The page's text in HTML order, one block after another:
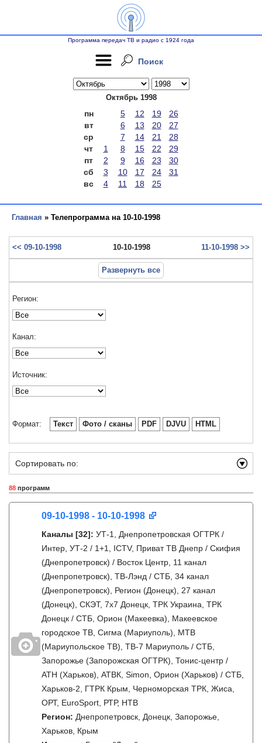
Программа передач ТВ и радио с 1924 года
Поиск
Октябрь 1998
пн 5 12 19
26
вт
6 13 20
27
ср
7 14 21
28
чт
1 8 15 22
29
пт
2 9 16 23
30
сб
3 10 17 24
31
вс
4 11 18 25
Главная » Телепрограмма на 10-10-1998
<< 09-10-1998 10-10-1998 11-10-1998 >>
Развернуть все
Регион:
Канал:
Источник:
Формат: Текст Фото / сканы PDF DJVU HTML
Сортировать по:
88 программ
09-10-1998 - 10-10-1998
Каналы [32]: УТ-1, Днепропетровская ОГТРК /
Интер, УТ-2 / 1+1, ICTV, Приват ТВ Днепр / Скифия
(Днепропетровск) / Восток Центр, 11 канал
(Днепропетровск), ТВ-Лэнд / СТБ, 34 канал
(Днепропетровск), Регион (Донецк), 27 канал
(Донецк), СКЭТ, 7х7 Донецк, ТРК Украина, ТРК
Донецк / СТБ, Орион (Макеевка), Макеевское
городское ТВ, Сигма (Мариуполь), МТВ
(Мариупольское ТВ), ТВ-7 Мариуполь / СТБ,
Запорожье (Запорожская ОГТРК), Тонис-центр /
АТН (Харьков), АТВК, Simon, Орион (Харьков) / СТБ,
Харьков-2, ГТРК Крым, Черноморская ТРК, Жиса,
ОРТ, EuroSport, РТР, НТВ
Регион: Днепропетровск, Донецк, Запорожье,
Харьков, Крым